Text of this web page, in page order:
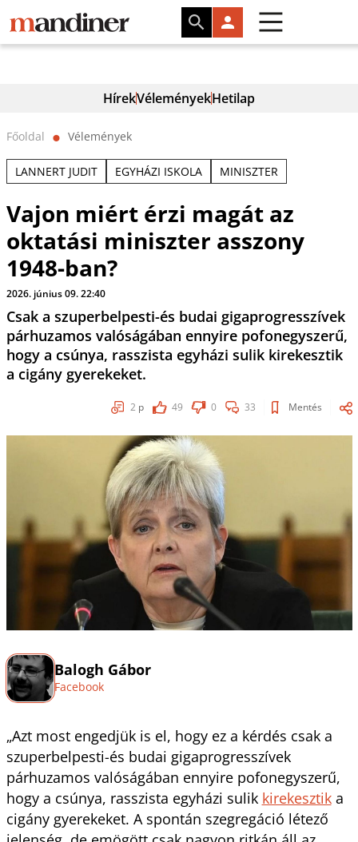
HírekVéleményekHetilap
Főoldal ⬤ Vélemények
LANNERT JUDIT EGYHÁZI ISKOLA MINISZTER
Vajon miért érzi magát az
oktatási miniszter asszony
1948-ban?
2026. június 09. 22:40
Csak a szuperbelpesti-és budai gigaprogresszívek
párhuzamos valóságában ennyire pofonegyszerű,
hogy a csúnya, rasszista egyházi sulik kirekesztik
a cigány gyerekeket.
2 p 49 0 33 Mentés
Balogh Gábor
Facebook
„Azt most engedjük is el, hogy ez a kérdés csak a
szuperbelpesti-és budai gigaprogresszívek
párhuzamos valóságában ennyire pofonegyszerű,
hogy a csúnya, rasszista egyházi sulik kirekesztika
cigány gyerekeket. A spontán szegregáció létező